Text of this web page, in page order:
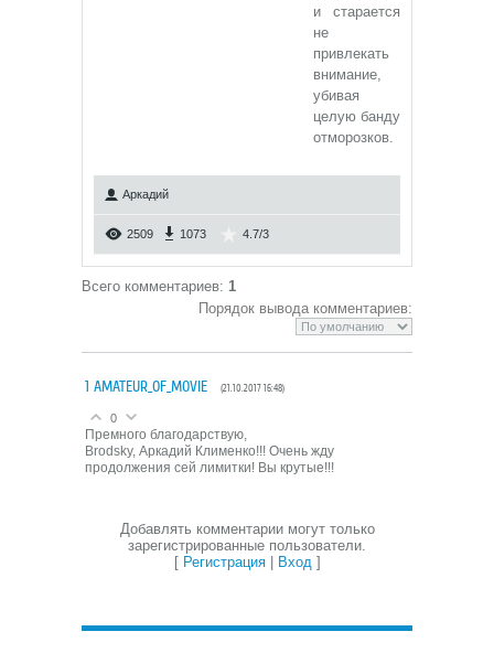
и старается
не
привлекать
внимание,
убивая
целую банду
отморозков.
Аркадий
2509 1073 4.7/3
Всего комментариев: 1
Порядок вывода комментариев:
1 AMATEUR_OF_MOVIE (21.10.2017 16:48)
0
Премного благодарствую,
Brodsky, Аркадий Клименко!!! Очень жду
продолжения сей лимитки! Вы крутые!!!
Добавлять комментарии могут только
зарегистрированные пользователи.
[ Регистрация| Вход]